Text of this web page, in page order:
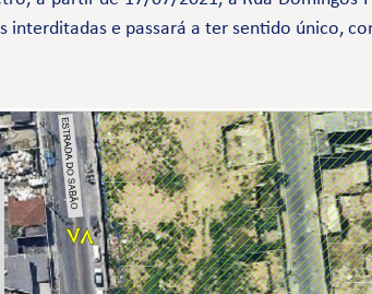
interditadas e passará a ter sentido único,